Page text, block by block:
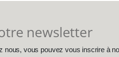
newsletter
nous, vous pouvez vous inscrire à